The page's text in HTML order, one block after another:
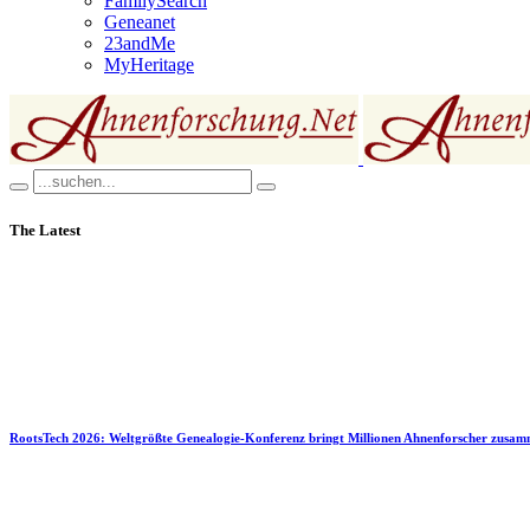
Geneanet
23andMe
MyHeritage
The Latest
RootsTech 2026: Weltgrößte Genealogie-Konferenz bringt Millionen Ahnenforscher